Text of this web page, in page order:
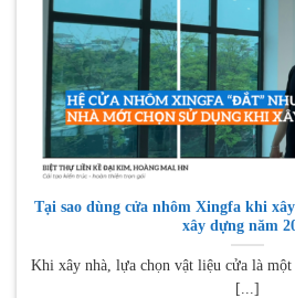
Tại sao dùng cửa nhôm Xingfa khi
xây dựng năm
Khi xây nhà, lựa chọn vật liệu cửa là
[...]